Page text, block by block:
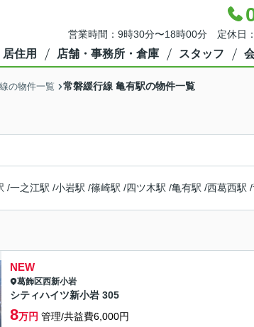
営業時間：9時30分〜18時00分 定休日
居住用 店舗・事務所・倉庫 スタッフ
の物件一覧 常磐緩行線 亀有駅の物件一覧
/一之江駅 /小岩駅 /篠崎駅 /四ツ木駅 /亀有駅 /西葛西駅 /
NEW
葛飾区西新小岩
シティハイツ新小岩 305
8万円 管理/共益費6,000円